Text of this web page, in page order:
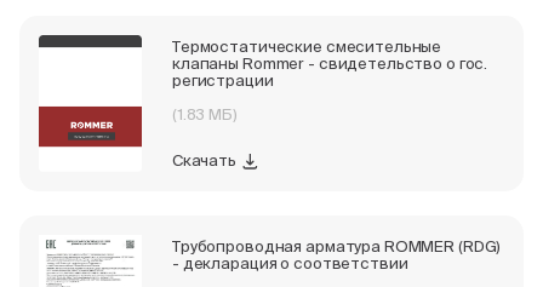
Термостатические смесительные
клапаны Rommer - свидетельство о гос.
регистрации
(1.83 МБ)
Скачать
Трубопроводная арматура ROMMER (RDG)
- декларация о соответствии